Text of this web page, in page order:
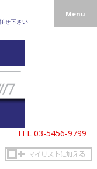
せ下さい
TEL 03-5456-9799
Menu